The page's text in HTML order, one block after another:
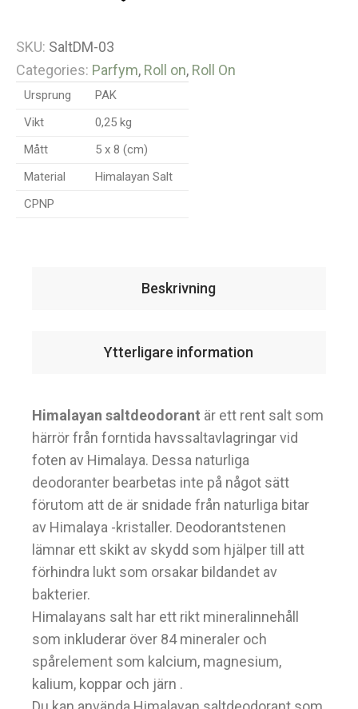
SKU: SaltDM-03
Categories: Parfym, Roll on, Roll On
Ursprung
PAK
Vikt
0,25 kg
Mått
5 x 8 (cm)
Material
Himalayan Salt
CPNP
Beskrivning
Ytterligare information
Himalayan saltdeodorant är ett rent salt som
härrör från forntida havssaltavlagringar vid
foten av Himalaya. Dessa naturliga
deodoranter bearbetas inte på något sätt
förutom att de är snidade från naturliga bitar
av Himalaya -kristaller. Deodorantstenen
lämnar ett skikt av skydd som hjälper till att
förhindra lukt som orsakar bildandet av
bakterier.
Himalayans salt har ett rikt mineralinnehåll
som inkluderar över 84 mineraler och
spårelement som kalcium, magnesium,
kalium, koppar och järn .